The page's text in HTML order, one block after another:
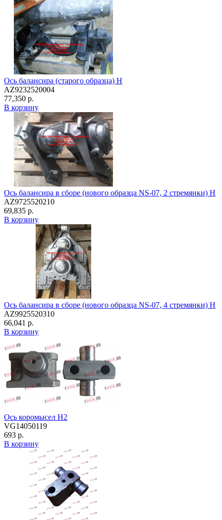
Ось балансира (старого образца) H
AZ9232520004
77,350 р.
В корзину
Ось балансира в сборе (нового образца NS-07, 2 стремянки) H
AZ9725520210
69,835 р.
В корзину
Ось балансира в сборе (нового образца NS-07, 4 стремянки) H
AZ9925520310
66,041 р.
В корзину
Ось коромысел H2
VG14050119
693 р.
В корзину